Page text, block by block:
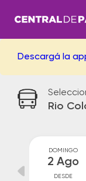
Descargá la
Rio
DOMINGO
2 Ago
DESDE